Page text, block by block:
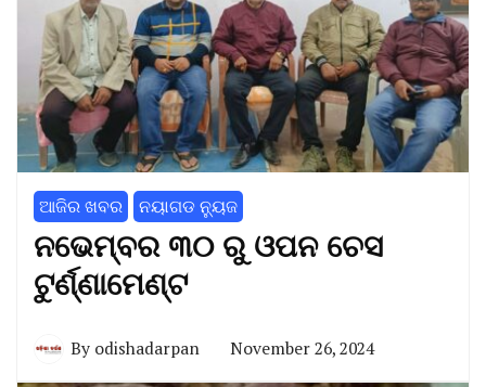
ଆଜିର ଖବର ନୟାଗଡ ନ୍ୟୁଜ
ନଭେମ୍ବର ୩୦ ରୁ ଓପନ ଚେସ
ଟୁର୍ଣ୍ଣାମେଣ୍ଟ
By odishadarpan November 26, 2024